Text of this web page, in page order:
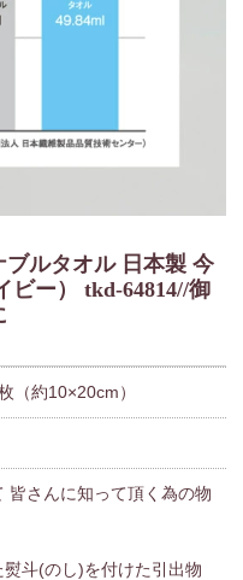
ブルタオル 日本製 今
ビー） tkd-64814//御
（約10×20cm）
皆さんに知って頂く為の物
斗(のし)を付けた引出物